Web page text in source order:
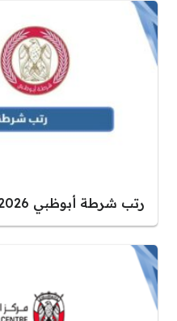
رتب شرطة أبوظبي 2026